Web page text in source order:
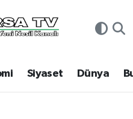
Siyaset Dünya